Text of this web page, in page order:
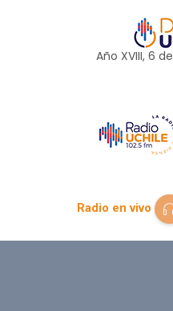
Año XVIII, 6 de
Radio en vivo